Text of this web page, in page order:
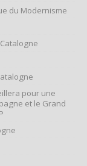
du Modernisme
pour une
et le Grand